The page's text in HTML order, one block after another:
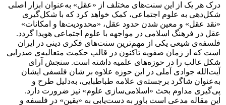
درک هر یک از این سنت‌های مختلف از «عقل» به‌عنوان ابزار اصلی
شکل‌دهی به علوم اجتماعی، کمک خواهد کرد که با شکل‌گیری
«نقد عقل» و معین شدن حدود عقل، «محدودیت‌ها و امکانات»
عقل در فرهنگ اسلامی در مواجهه با علوم اجتماعی هویدا گردد.
فلسفه‌ی شیعی یکی از مهم‌ترین سنت‌های فکری دینی در ایران
است که از زمان صفویه تاکنون در قالب حکمت متعالیه‌ی صدرایی
شکل غالب را در حوزه‌های علمیه داشته است. سنجش آرای
آیت‌الله جوادی آملی در این حوزه علاوه بر شان فلسفی ایشان
به‌عنوان شاگرد برجسته‌ی علامه طباطبایی، به‌دلیل طرح و
پی‌گیری مداوم بحث «اسلامی‌سازی علوم» نیز ضرورت دارد.
این مقاله مدعی است باور به دست‌یابی به «یقین» در فلسفه و